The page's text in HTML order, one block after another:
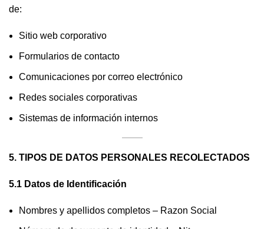
de:
Sitio web corporativo
Formularios de contacto
Comunicaciones por correo electrónico
Redes sociales corporativas
Sistemas de información internos
5. TIPOS DE DATOS PERSONALES RECOLECTADOS
5.1 Datos de Identificación
Nombres y apellidos completos – Razon Social